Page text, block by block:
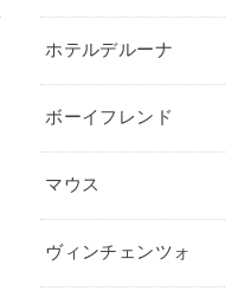
ホテルデルーナ
ボーイフレンド
マウス
ヴィンチェンツォ